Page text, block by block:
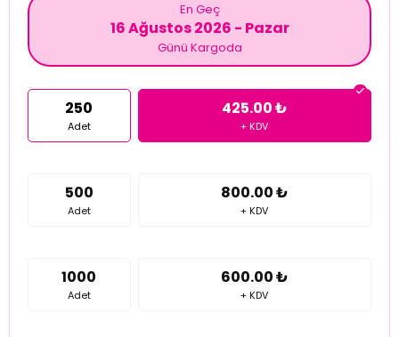
En Geç
16 Ağustos 2026 - Pazar
Günü Kargoda
250
Adet
425.00 ₺
+ KDV
500
Adet
800.00 ₺
+ KDV
1000
Adet
600.00 ₺
+ KDV